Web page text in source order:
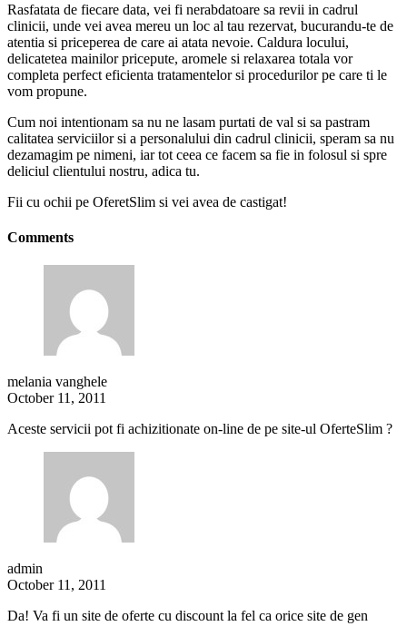
Rasfatata de fiecare data, vei fi nerabdatoare sa revii in cadrul
clinicii, unde vei avea mereu un loc al tau rezervat, bucurandu-te de
atentia si priceperea de care ai atata nevoie. Caldura locului,
delicatetea mainilor pricepute, aromele si relaxarea totala vor
completa perfect eficienta tratamentelor si procedurilor pe care ti le
vom propune.
Cum noi intentionam sa nu ne lasam purtati de val si sa pastram
calitatea serviciilor si a personalului din cadrul clinicii, speram sa nu
dezamagim pe nimeni, iar tot ceea ce facem sa fie in folosul si spre
deliciul clientului nostru, adica tu.
Fii cu ochii pe OferetSlim si vei avea de castigat!
Comments
melania vanghele
October 11, 2011
Aceste servicii pot fi achizitionate on-line de pe site-ul OferteSlim ?
admin
October 11, 2011
Da! Va fi un site de oferte cu discount la fel ca orice site de gen